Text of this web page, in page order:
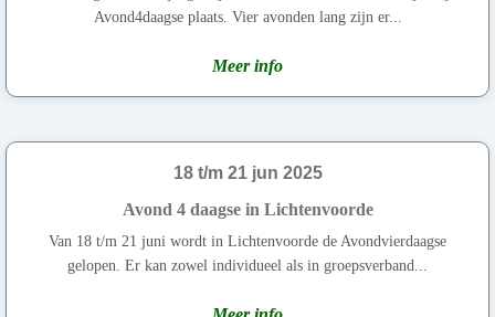
Avond4daagse plaats. Vier avonden lang zijn er...
Meer info
18 t/m 21 jun 2025
Avond 4 daagse in Lichtenvoorde
Van 18 t/m 21 juni wordt in Lichtenvoorde de Avondvierdaagse
gelopen. Er kan zowel individueel als in groepsverband...